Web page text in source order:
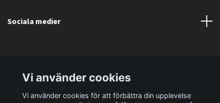
Sociala medier
Vi använder cookies
Vi använder cookies för att förbättra din upplevelse